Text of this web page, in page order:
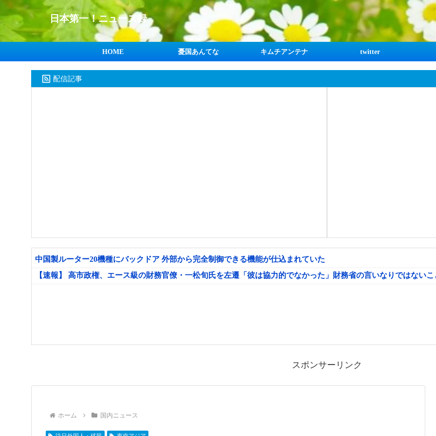
日本第一！ニュース録
HOME 憂国あんてな キムチアンテナ twitter
配信記事
中国製ルーター20機種にバックドア 外部から完全制御できる機能が仕込まれていた
【速報】 高市政権、エース級の財務官僚・一松旬氏を左遷「彼は協力的でなかった」財務省の言いなりではない
スポンサーリンク
ホーム 国内ニュース